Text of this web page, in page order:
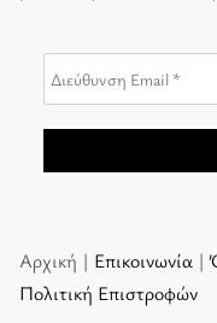
Αρχική | Επικοινωνία |
Πολιτική Επιστροφών